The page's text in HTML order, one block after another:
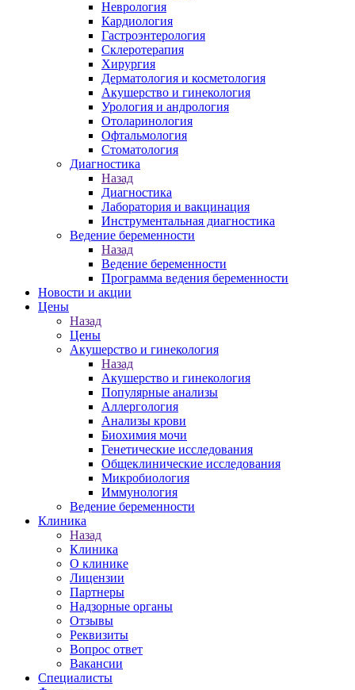
Неврология
Кардиология
Гастроэнтерология
Склеротерапия
Хирургия
Дерматология и косметология
Акушерство и гинекология
Урология и андрология
Отоларинология
Офтальмология
Стоматология
Диагностика
Назад
Диагностика
Лаборатория и вакцинация
Инструментальная диагностика
Ведение беременности
Назад
Ведение беременности
Программа ведения беременности
Новости и акции
Цены
Назад
Цены
Акушерство и гинекология
Назад
Акушерство и гинекология
Популярные анализы
Аллергология
Анализы крови
Биохимия мочи
Генетические исследования
Общеклинические исследования
Микробиология
Иммунология
Ведение беременности
Клиника
Назад
Клиника
О клинике
Лицензии
Партнеры
Надзорные органы
Отзывы
Реквизиты
Вопрос ответ
Вакансии
Специалисты